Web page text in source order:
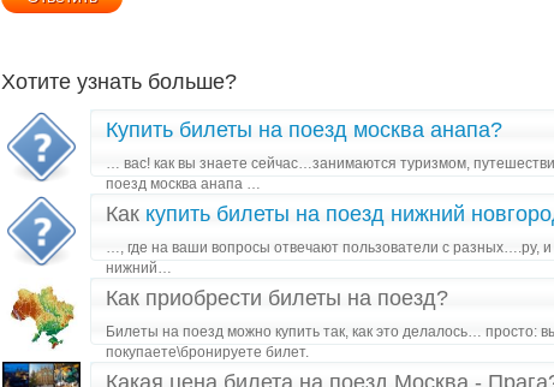
Хотите узнать больше?
Купить билеты на поезд москва анапа?
… вас! как вы знаете сейчас…занимаются туризмом,
поезд москва анапа …
Как купить билеты на поезд нижний
…, где на ваши вопросы отвечают пользователи с разных….ру,
нижний…
Как приобрести билеты на поезд?
Билеты на поезд можно купить так, как это делалось… просто:
покупаете\бронируете билет.
Какая цена билета на поезд Москва -